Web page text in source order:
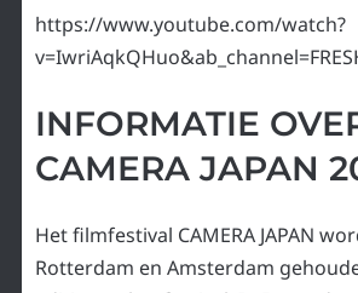
https://www.youtube.com/watch?
INFORMATIE
CAMERA JAPAN
Het filmfestival CAMERA JAPAN
Rotterdam en Amsterdam